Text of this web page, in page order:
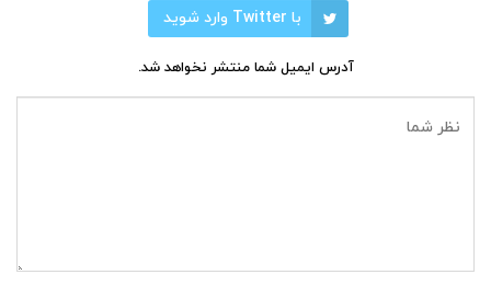
با Twitter وارد شوید
آدرس ایمیل شما منتشر نخواهد شد.